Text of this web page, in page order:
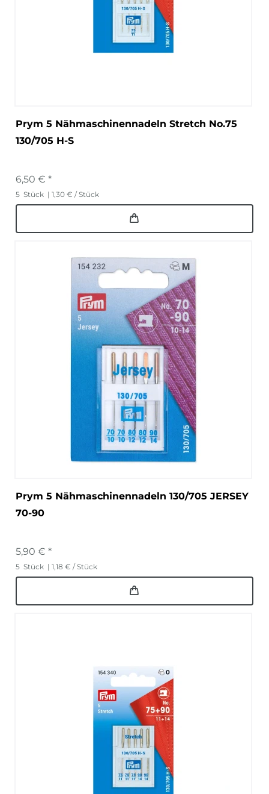
Prym 5 Nähmaschinennadeln Stretch No.75
130/705 H-S
6,50 € *
5 Stück | 1,30 € / Stück
Prym 5 Nähmaschinennadeln 130/705 JERSEY
70-90
5,90 € *
5 Stück | 1,18 € / Stück